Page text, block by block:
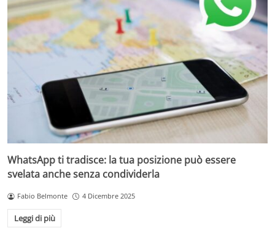
WhatsApp ti tradisce: la tua posizione può essere
svelata anche senza condividerla
Fabio Belmonte 4 Dicembre 2025
Leggi di più